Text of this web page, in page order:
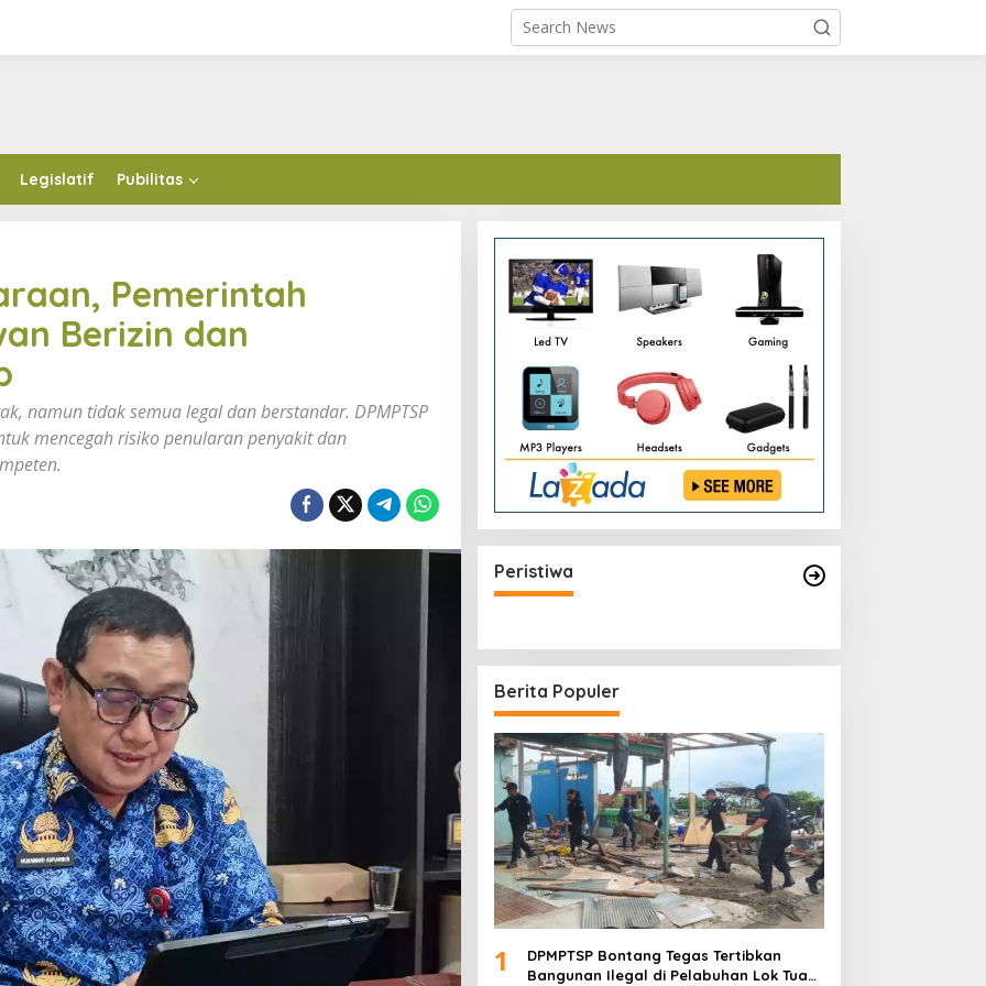
Legislatif Pubilitas
Pemerintah
Berizin dan
namun tidak semua legal dan berstandar. DPMPTSP
mencegah risiko penularan penyakit dan
Peristiwa
Kapolri Sigit Minta Jajarannya
Arahan Presiden Jokowi
Berita Populer
1
DPMPTSP Bontang Tegas Tertibkan
Bangunan Ilegal di Pelabuhan Lok Tuan: